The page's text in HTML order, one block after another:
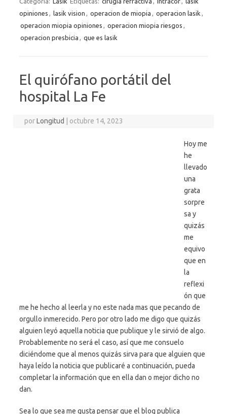
opiniones , lasik vision , operacion de miopia , operacion lasik ,
operacion miopia opiniones , operacion miopia riesgos ,
operacion presbicia , que es lasik
El quirófano portátil del
hospital La Fe
porLongitud octubre 14, 2023
Hoy me
he
llevado
una
grata
sorpre
sa y
quizás
me
equivo
que en
la
reflexi
ón que
me he hecho al leerla y no este nada mas que pecando de
orgullo inmerecido. Pero por otro lado me digo que quizás
alguien leyó aquella noticia que publique y le sirvió de algo.
Probablemente no será el caso, así que me consuelo
diciéndome que al menos quizás sirva para que alguien que
haya leído la noticia que publicaré a continuación, pueda
completar la información que en ella dan o mejor dicho no
dan.
Sea lo que sea me gusta pensar que el blog publica